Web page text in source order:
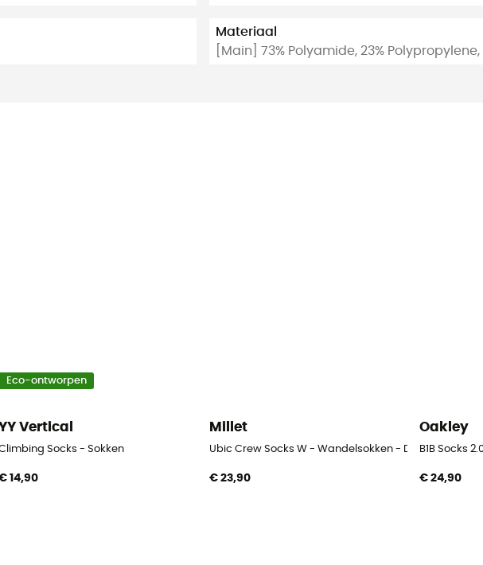
Materiaal
[Main] 73% Polyamide, 23%
Eco-ontworpen
Vertical
Socks - Sokken
14,90
Millet
Ubic Crew Socks W - Wandelsokken - Dames
€ 23,90
Oakley
B1B Socks
€ 24,90